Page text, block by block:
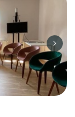
Next